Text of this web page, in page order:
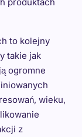
to kolejny
takie jak
ogromne
wieku,
z